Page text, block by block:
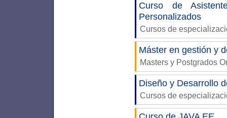
Curso de
Personalizados
Cursos de
Máster en gestión y
Masters y Postgrados
Diseño y Desarrollo
Cursos de